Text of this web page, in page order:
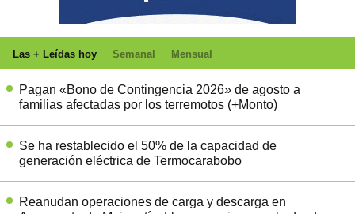
Las + Leídas hoy Semanal Mensual
Pagan «Bono de Contingencia 2026» de agosto a
familias afectadas por los terremotos (+Monto)
Se ha restablecido el 50% de la capacidad de
generación eléctrica de Termocarabobo
Reanudan operaciones de carga y descarga en